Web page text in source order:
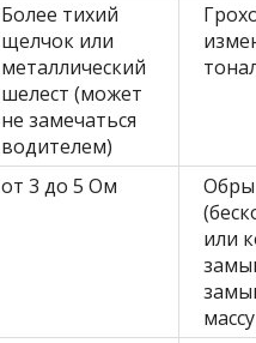
Более тихий
щелчок или
металлический
шелест (может
не замечаться
водителем)
от 3 до 5 Ом
или
массу